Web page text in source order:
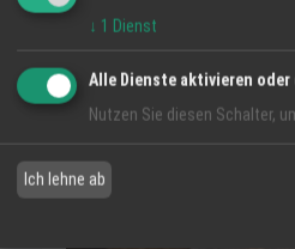
↓ 1 Dienst
Alle Dienste aktivieren oder
Nutzen Sie diesen Schalter,
Ich lehne ab